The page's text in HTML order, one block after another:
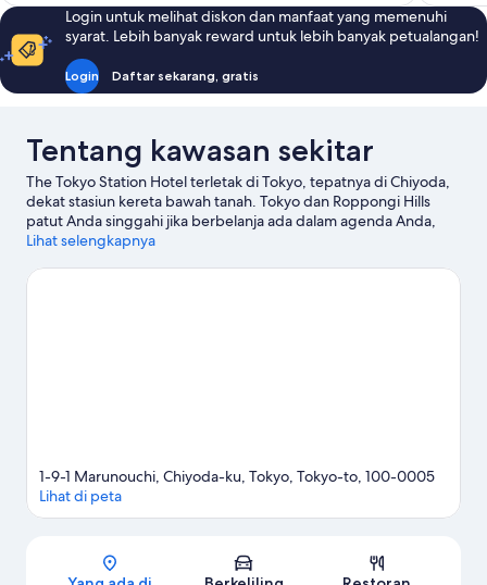
Login untuk melihat diskon dan manfaat yang memenuhi
syarat. Lebih banyak reward untuk lebih banyak petualangan!
Login Daftar sekarang, gratis
Tentang kawasan sekitar
The Tokyo Station Hotel terletak di Tokyo, tepatnya di Chiyoda,
dekat stasiun kereta bawah tanah. Tokyo dan Roppongi Hills
patut Anda singgahi jika berbelanja ada dalam agenda Anda,
atau kunjungi Teluk Tokyo serta Taman Ueno jika Anda ingin
melewatkan Taman Nasional Shinjuku Gyoen dan Tokyo Disney
Lihat selengkapnya
Peta
1-9-1 Marunouchi, Chiyoda-ku, Tokyo, Tokyo-to, 100-0005
Lihat di peta